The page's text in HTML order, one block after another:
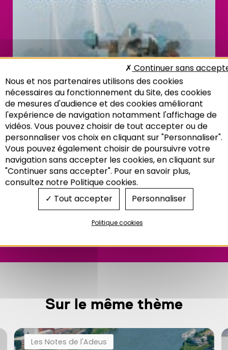
Recherche
Sur le même thème
Les Notes de l'Adeus
Nous et nos partenaires utilisons des cookies
nécessaires au fonctionnement du Site, des cookies
de mesures d'audience et des cookies améliorant
l'expérience de navigation notamment l'affichage de
vidéos. Vous pouvez choisir de tout accepter ou de
personnaliser vos choix en cliquant sur "Personnaliser".
Vous pouvez également choisir de poursuivre votre
navigation sans accepter les cookies, en cliquant sur
"Continuer sans accepter". Pour en savoir plus,
consultez notre Politique cookies.
Tout accepter
Continuer sans
Personnaliser
Politique cookies